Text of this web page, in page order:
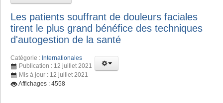
Les patients souffrant de douleurs faciales
tirent le plus grand bénéfice des techniques
d'autogestion de la santé
Catégorie : Internationales
Publication : 12 juillet 2021
Mis à jour : 12 juillet 2021
Affichages : 4558